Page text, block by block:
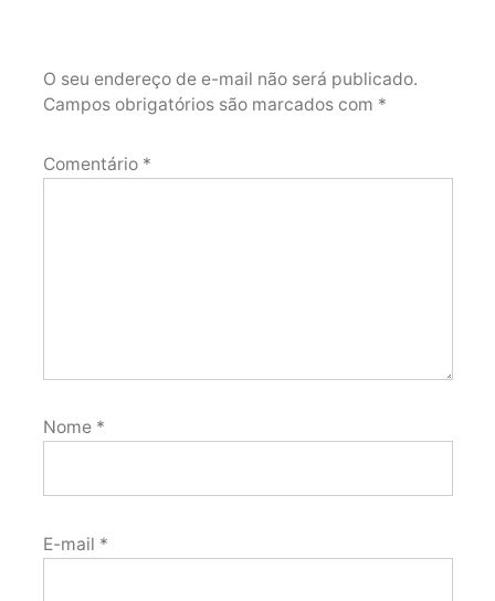
O seu endereço de e-mail não será publicado.
Campos obrigatórios são marcados com *
Comentário *
Nome *
E-mail *